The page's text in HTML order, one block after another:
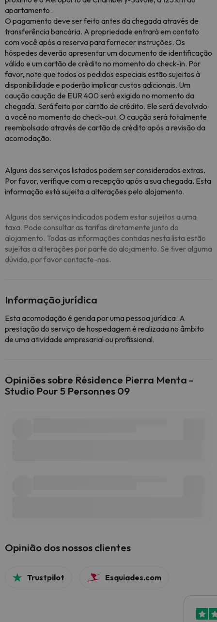
apartamento.
O pagamento deve ser feito antes da chegada através de
transferência bancária. A propriedade entrará em contato
com você após a reserva para fornecer instruções. Os
hóspedes deverão apresentar um documento de identificação
válido e um cartão de crédito no momento do check-in. Por
favor, note que todos os pedidos especiais estão sujeitos à
disponibilidade e poderão implicar custos adicionais. Um
caução caução de EUR 400 será exigido no momento da
chegada. Será feito por cartão de crédito. Ele será devolvido
a você no momento do check-out. O caução será totalmente
reembolsado através de cartão de crédito após a revisão da
acomodação.
Alguns dos serviços listados podem ser considerados extras.
Por favor, verifique com a recepção após a sua chegada. Esta
informação está sujeita a alterações pelo alojamento.
Alguns dos serviços indicados podem estar sujeitos a uma
taxa. Pode consultar as tarifas diretamente junto do
alojamento. Todas as informações contidas nesta lista estão
sujeitas a alterações por parte do alojamento. Se tiver alguma
dúvida, por favor contacte-nos.
Informação jurídica
Esta acomodação é gerida por uma pessoa jurídica. A
prestação do serviço de hospedagem é realizada no âmbito
de uma atividade empresarial ou profissional.
Opiniões sobre Résidence Pierra Menta -
Studio Pour 5 Personnes 09
Opinião dos nossos clientes
Trustpilot Esquiades.com